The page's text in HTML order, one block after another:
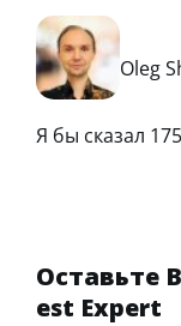
Oleg
Я бы сказал
Оставьте
est Expert